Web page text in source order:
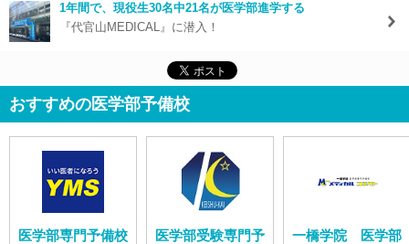
1年間で、現役生30名中21名が医学部進学する
『代官山MEDICAL』に潜入！
おすすめの医学部予備校
医学部専門予備校
医学部受験専門予
一橋学院 医学部